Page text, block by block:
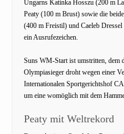
Ungarns Katinka Hosszu (200 m
Peaty (100 m Brust) sowie die
(400 m Freistil) und Caeleb
ein Ausrufezeichen.
Suns WM-Start ist umstritten, dem
Olympiasieger droht wegen einer
Internationalen Sportgerichtshof
um eine womöglich mit dem
Peaty mit Weltrekord